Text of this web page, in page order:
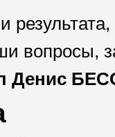
вопросы,
Денис